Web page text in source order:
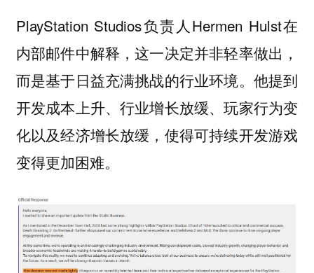
PlayStation Studios负责人Hermen Hulst在
内部邮件中解释，这一决定并非轻率做出，
而是基于日益充满挑战的行业环境。他提到
开发成本上升、行业增长放缓、玩家行为变
化以及经济增长放缓，使得可持续开发游戏
变得更加困难。